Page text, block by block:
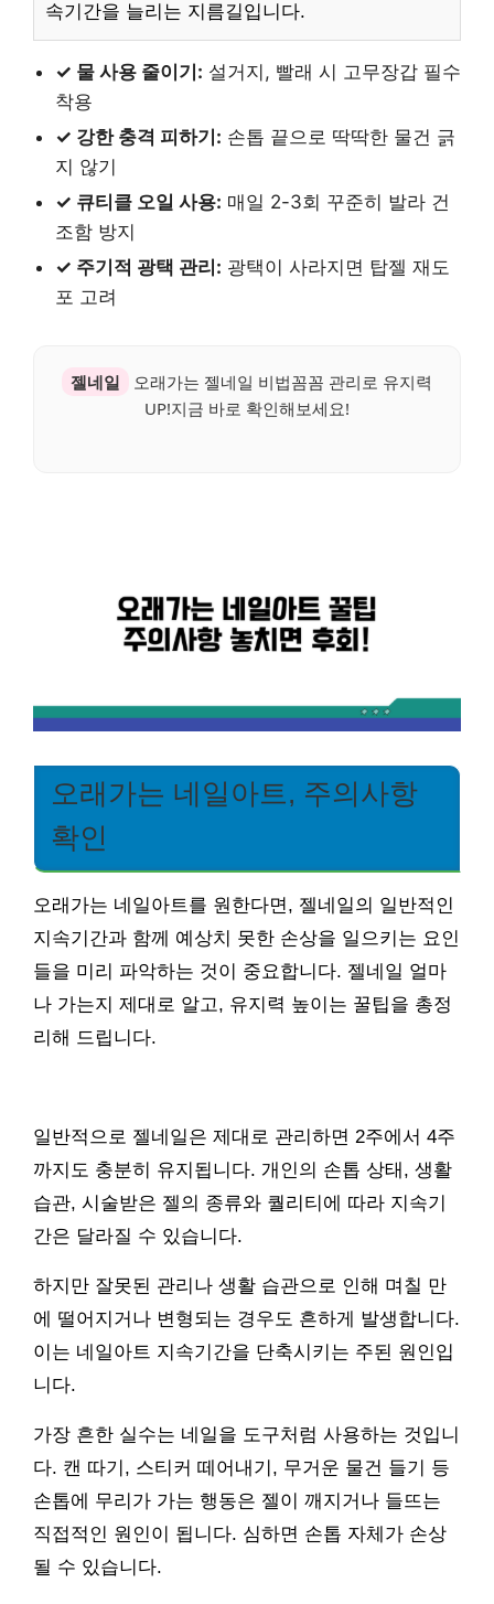
속기간을 늘리는 지름길입니다.
✓ 물 사용 줄이기: 설거지, 빨래 시 고무장갑 필수
착용
✓ 강한 충격 피하기: 손톱 끝으로 딱딱한 물건 긁
지 않기
✓ 큐티클 오일 사용: 매일 2-3회 꾸준히 발라 건
조함 방지
✓ 주기적 광택 관리: 광택이 사라지면 탑젤 재도
포 고려
젤네일
오래가는 젤네일 비법꼼꼼 관리로 유지력
UP!지금 바로 확인해보세요!
오래가는 네일아트, 주의사항
확인
오래가는 네일아트를 원한다면, 젤네일의 일반적인
지속기간과 함께 예상치 못한 손상을 일으키는 요인
들을 미리 파악하는 것이 중요합니다. 젤네일 얼마
나 가는지 제대로 알고, 유지력 높이는 꿀팁을 총정
리해 드립니다.
일반적으로 젤네일은 제대로 관리하면 2주에서 4주
까지도 충분히 유지됩니다. 개인의 손톱 상태, 생활
습관, 시술받은 젤의 종류와 퀄리티에 따라 지속기
간은 달라질 수 있습니다.
하지만 잘못된 관리나 생활 습관으로 인해 며칠 만
에 떨어지거나 변형되는 경우도 흔하게 발생합니다.
이는 네일아트 지속기간을 단축시키는 주된 원인입
니다.
가장 흔한 실수는 네일을 도구처럼 사용하는 것입니
다. 캔 따기, 스티커 떼어내기, 무거운 물건 들기 등
손톱에 무리가 가는 행동은 젤이 깨지거나 들뜨는
직접적인 원인이 됩니다. 심하면 손톱 자체가 손상
될 수 있습니다.